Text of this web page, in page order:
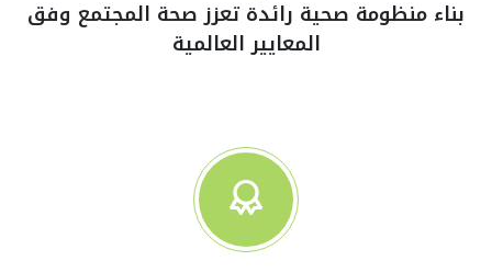
بناء منظومة صحية رائدة تعزز صحة المجتمع وفق
المعايير العالمية